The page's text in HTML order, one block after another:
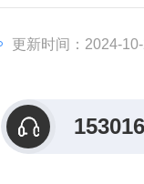
更新时间：2024-